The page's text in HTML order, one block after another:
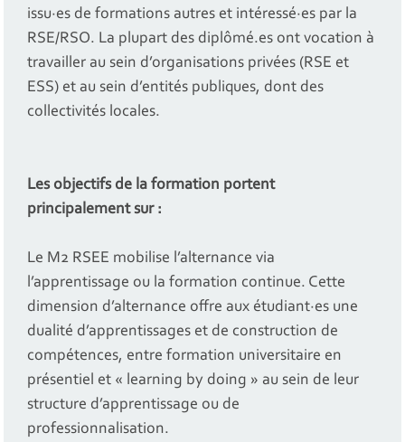
issu·es de formations autres et intéressé·es par la
RSE/RSO. La plupart des diplômé.es ont vocation à
travailler au sein d’organisations privées (RSE et
ESS) et au sein d’entités publiques, dont des
collectivités locales.
Les objectifs de la formation portent
principalement sur :
Le M2 RSEE mobilise l’alternance via
l’apprentissage ou la formation continue. Cette
dimension d’alternance offre aux étudiant·es une
dualité d’apprentissages et de construction de
compétences, entre formation universitaire en
présentiel et « learning by doing » au sein de leur
structure d’apprentissage ou de
professionnalisation.